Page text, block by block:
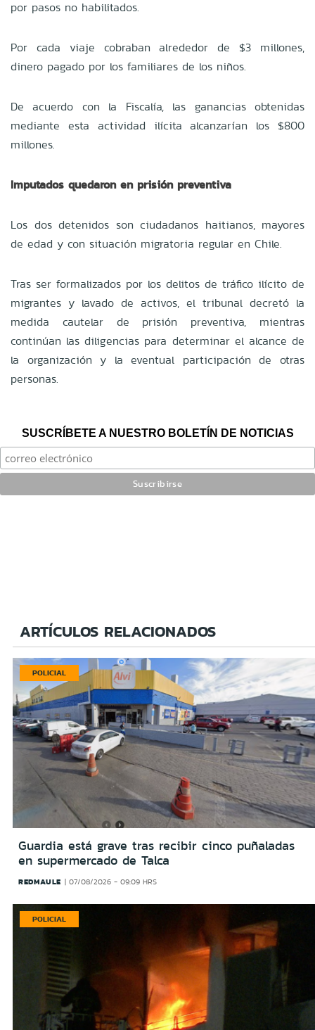
por pasos no habilitados.
Por cada viaje cobraban alrededor de $3 millones,
dinero pagado por los familiares de los niños.
De acuerdo con la Fiscalía, las ganancias obtenidas
mediante esta actividad ilícita alcanzarían los $800
millones.
Imputados quedaron en prisión preventiva
Los dos detenidos son ciudadanos haitianos, mayores
de edad y con situación migratoria regular en Chile.
Tras ser formalizados por los delitos de tráfico ilícito de
migrantes y lavado de activos, el tribunal decretó la
medida cautelar de prisión preventiva, mientras
continúan las diligencias para determinar el alcance de
la organización y la eventual participación de otras
personas.
SUSCRÍBETE A NUESTRO BOLETÍN DE NOTICIAS
ARTÍCULOS RELACIONADOS
POLICIAL
Guardia está grave tras recibir cinco puñaladas
en supermercado de Talca
REDMAULE 07/08/2026 - 09:09 HRS
POLICIAL